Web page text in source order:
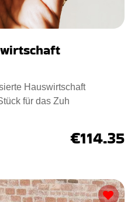
Hauswirtschaft
für das Zuh
€114.35